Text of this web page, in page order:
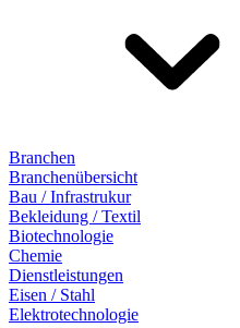
Branchen
Branchenübersicht
Bau / Infrastrukur
Bekleidung / Textil
Biotechnologie
Chemie
Dienstleistungen
Eisen / Stahl
Elektrotechnologie